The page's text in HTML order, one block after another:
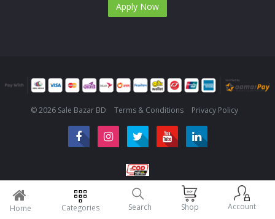
Home Categories Search Shop Account
Apply Now
© 2026 Sale Bazar BD Terms & Conditions Privacy Policy